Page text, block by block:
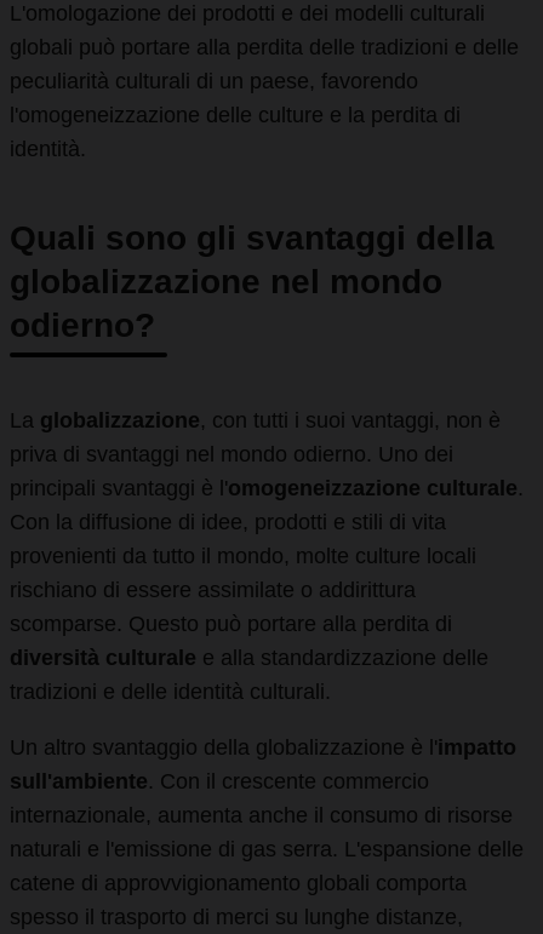
L'omologazione dei prodotti e dei modelli culturali
globali può portare alla perdita delle tradizioni e delle
peculiarità culturali di un paese, favorendo
l'omogeneizzazione delle culture e la perdita di
identità.
Quali sono gli svantaggi della
globalizzazione nel mondo
odierno?
La globalizzazione, con tutti i suoi vantaggi, non è
priva di svantaggi nel mondo odierno. Uno dei
principali svantaggi è l'omogeneizzazione culturale.
Con la diffusione di idee, prodotti e stili di vita
provenienti da tutto il mondo, molte culture locali
rischiano di essere assimilate o addirittura
scomparse. Questo può portare alla perdita di
diversità culturale e alla standardizzazione delle
tradizioni e delle identità culturali.
Un altro svantaggio della globalizzazione è l'impatto
sull'ambiente. Con il crescente commercio
internazionale, aumenta anche il consumo di risorse
naturali e l'emissione di gas serra. L'espansione delle
catene di approvvigionamento globali comporta
spesso il trasporto di merci su lunghe distanze,